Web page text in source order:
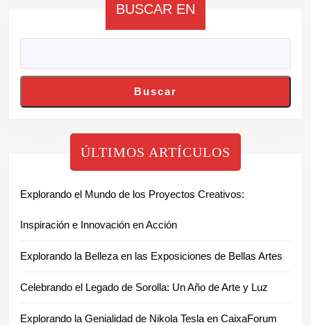
BUSCAR EN
Buscar
ÚLTIMOS ARTÍCULOS
Explorando el Mundo de los Proyectos Creativos:
Inspiración e Innovación en Acción
Explorando la Belleza en las Exposiciones de Bellas Artes
Celebrando el Legado de Sorolla: Un Año de Arte y Luz
Explorando la Genialidad de Nikola Tesla en CaixaForum